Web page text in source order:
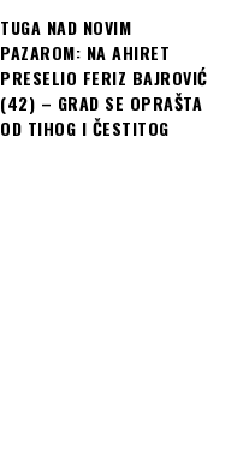
TUGA NAD NOVIM
PAZAROM: NA AHIRET
PRESELIO FERIZ BAJROVIĆ
(42) – GRAD SE OPRAŠTA
OD TIHOG I ČESTITOG